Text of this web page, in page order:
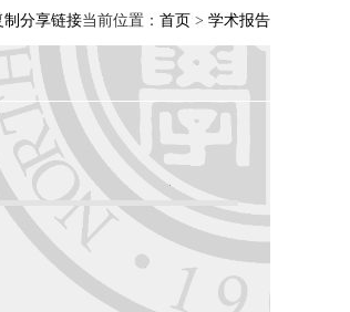
当前位置： 首页 > 学术报告
制分享链接